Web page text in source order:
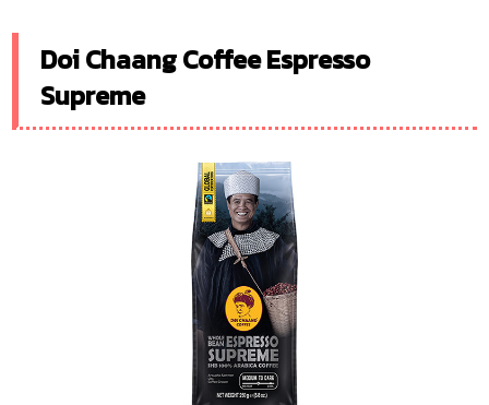
Doi Chaang Coffee Espresso
Supreme